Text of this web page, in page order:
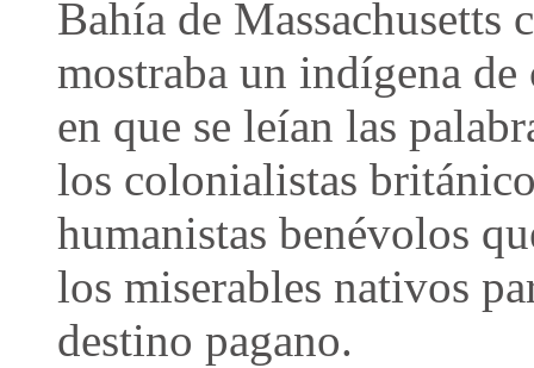
Bahía de Massachusetts
mostraba un indígena
en que se leían las
los colonialistas
humanistas benévolos
los miserables nativos
destino pagano.